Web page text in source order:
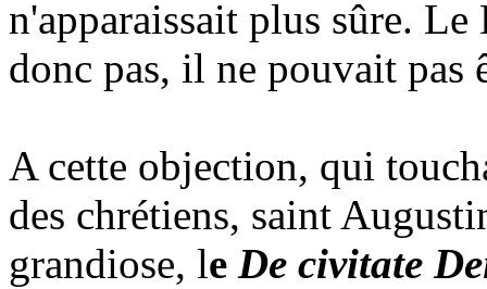
n'apparaissait plus sûre.
donc pas, il ne pouvait pas
A cette objection, qui
des chrétiens, saint
grandiose, le De civitate